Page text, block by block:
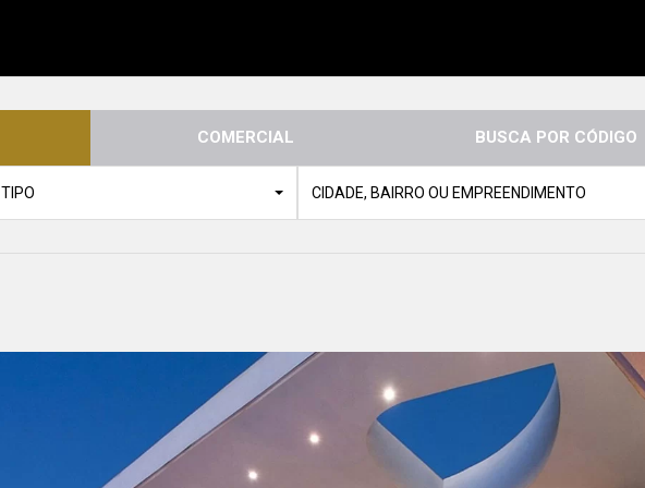
COMERCIAL BUSCA POR CÓDIGO
TIPO CIDADE, BAIRRO OU EMPREENDIMENTO